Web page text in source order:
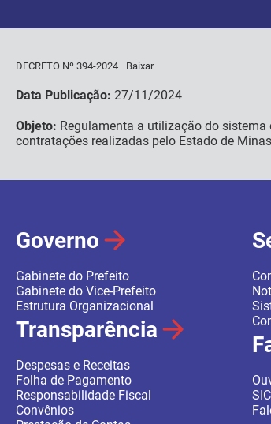
DECRETO Nº 394-2024 Baixar
Data Publicação: 27/11/2024
Objeto: Regulamenta a utilização do sistema
contratações realizadas pelo Estado de
Governo
Gabinete do Prefeito
Gabinete do Vice-Prefeito
Estrutura Organizacional
Transparência
Despesas e Receitas
Folha de Pagamento
Responsabilidade Fiscal
Convênios